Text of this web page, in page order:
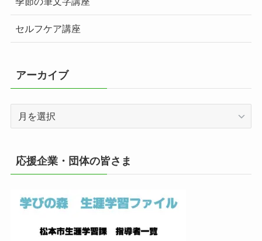
セルフケア講座
アーカイブ
イ
ブ
応援企業・団体の皆さま